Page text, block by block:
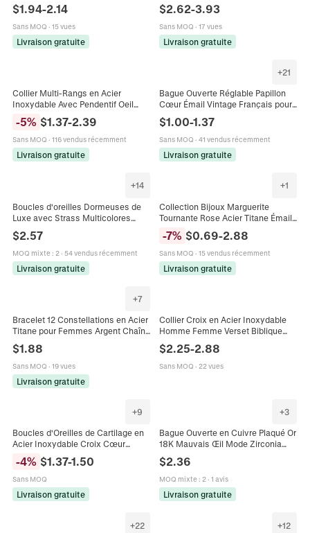
Inoxydable Réglable Grande Bague
Cœur Bijoux Accessoires
$1.94-2.14
Sans MOQ · 15 vues
Livraison gratuite
Micro-Incrusté Arbre de Vie Cœur
Fermoir Magnétique Bijoux
Bracelet
$2.62-3.93
Sans MOQ · 17 vues
Livraison gratuite
Collier Multi-Rangs en Acier
Inoxydable Avec Pendentif Oeil
Maléfique Serpent Soleil Collier
Bohême Plaqué Or Avec Zirconia
Perles Bijoux Femme
-5% $1.37-2.39
Sans MOQ · 116 vendus récemment
Livraison gratuite
+21
Bague Ouverte Réglable Papillon
Cœur Émail Vintage Français pour
Femme Bijoux en Cuivre Strass de
Luxe Léger
$1.00-1.37
Sans MOQ · 41 vendus récemment
Livraison gratuite
+14
Boucles d'oreilles Dormeuses de
Luxe avec Strass Multicolores
Cuivre Plaqué Or Rose Bijoux
$2.57
MOQ mixte: 2· 54 vendus récemment
Livraison gratuite
+1
Collection Bijoux Marguerite
Tournante Rose Acier Titane Émail
Boucles d'Oreilles Bague Bracelet
-7% $0.69-2.88
Sans MOQ · 15 vendus récemment
Livraison gratuite
+7
Bracelet 12 Constellations en Acier
Titane pour Femmes Argent Chaîne
Coulissante Réglable Strass
Incrusté Bijoux Signe du Zodiaque
Cadeau
$1.88
Sans MOQ · 19 vues
Livraison gratuite
Collier Croix en Acier Inoxydable
Homme Femme Verset Biblique
Philippiens Pendentif Inspirant
Bijou Religieux Cadeau
$2.25-2.88
Sans MOQ · 22 vues
+9
Boucles d'Oreilles de Cartilage en
Acier Inoxydable Croix Cœur
Zirconia pour Femmes Hommes
Punk Chaîne à Pampilles Bijoux de
Piercing
-4% $1.37-1.50
Sans MOQ
Livraison gratuite
+3
Bague Ouverte en Cuivre Plaqué Or
18K Mauvais Œil Mode Zirconia
Coloré Émail Bague Ajustable pour
Femme Bijoux Cadeau
$2.36
MOQ mixte: 2· 1 avis
Livraison gratuite
+22 +12